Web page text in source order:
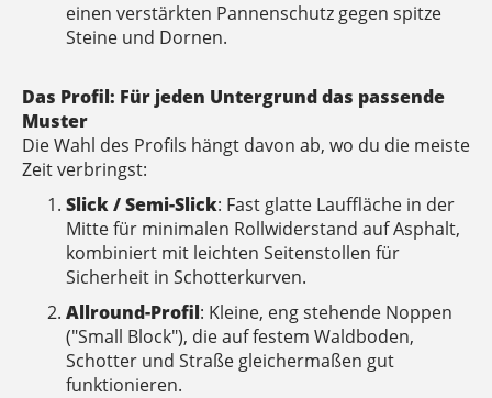
einen verstärkten Pannenschutz gegen spitze
Steine und Dornen.
Das Profil: Für jeden Untergrund das passende
Muster
Die Wahl des Profils hängt davon ab, wo du die meiste
Zeit verbringst:
Slick / Semi-Slick: Fast glatte Lauffläche in der
Mitte für minimalen Rollwiderstand auf Asphalt,
kombiniert mit leichten Seitenstollen für
Sicherheit in Schotterkurven.
Allround-Profil: Kleine, eng stehende Noppen
("Small Block"), die auf festem Waldboden,
Schotter und Straße gleichermaßen gut
funktionieren.